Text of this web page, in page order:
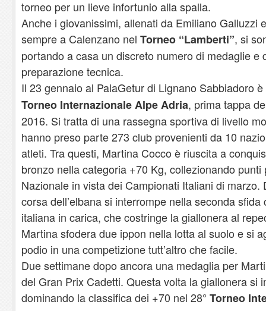
torneo per un lieve infortunio alla spalla.
Anche i giovanissimi, allenati da Emiliano Galluzzi
sempre a Calenzano nel Torneo “Lamberti”, si
portando a casa un discreto numero di medaglie e
preparazione tecnica.
Il 23 gennaio al PalaGetur di Lignano Sabbiadoro
Torneo Internazionale Alpe Adria, prima tappa
2016. Si tratta di una rassegna sportiva di livello
hanno preso parte 273 club provenienti da 10
atleti. Tra questi, Martina Cocco è riuscita a
bronzo nella categoria +70 Kg, collezionando
Nazionale in vista dei Campionati Italiani di marzo.
corsa dell’elbana si interrompe nella seconda
italiana in carica, che costringe la giallonera al
Martina sfodera due ippon nella lotta al suolo e si
podio in una competizione tutt’altro che facile.
Due settimane dopo ancora una medaglia per
del Gran Prix Cadetti. Questa volta la giallonera si
dominando la classifica dei +70 nel 28°Torneo